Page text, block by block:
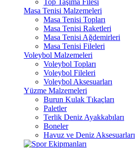
Top Taşıma Filesi
Masa Tenisi Malzemeleri
Masa Tenisi Topları
Masa Tenisi Raketleri
Masa Tenisi Ağdemirleri
Masa Tenisi Fileleri
Voleybol Malzemeleri
Voleybol Topları
Voleybol Fileleri
Voleybol Aksesuarları
Yüzme Malzemeleri
Burun Kulak Tıkaçları
Paletler
Terlik Deniz Ayakkabıları
Boneler
Havuz ve Deniz Aksesuarları